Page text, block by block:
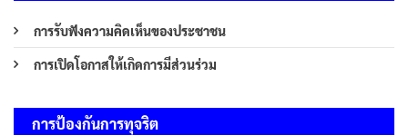
การรับฟังความคิดเห็นของประชาชน
การเปิดโอกาสให้เกิดการมีส่วนร่วม
การป้องกันการทุจริต